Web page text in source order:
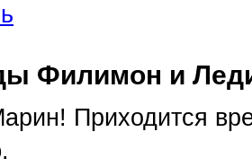
Филимон и
Приходится